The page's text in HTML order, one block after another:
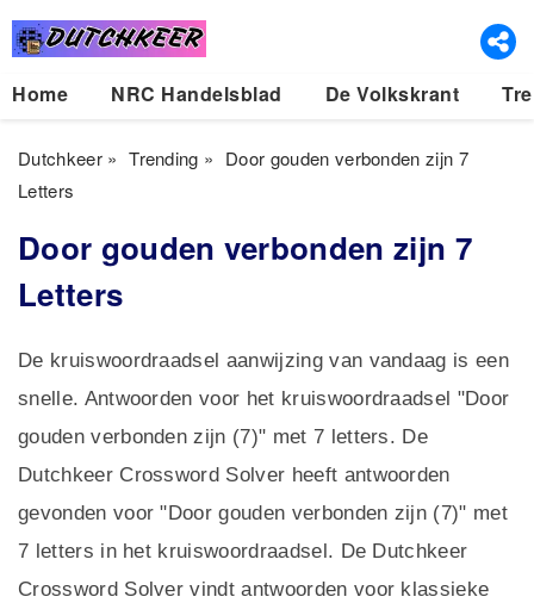
Home NRC Handelsblad De Volkskrant
Dutchkeer» Trending » Door gouden verbonden zijn 7
Letters
Door gouden verbonden zijn 7
Letters
De kruiswoordraadsel aanwijzing van vandaag is een
snelle. Antwoorden voor het kruiswoordraadsel "Door
gouden verbonden zijn (7)" met 7 letters. De
Dutchkeer Crossword Solver heeft antwoorden
gevonden voor "Door gouden verbonden zijn (7)" met
7 letters in het kruiswoordraadsel. De Dutchkeer
Crossword Solver vindt antwoorden voor klassieke